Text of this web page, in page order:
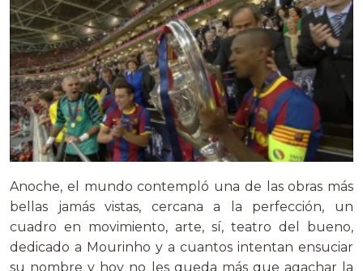
Anoche, el mundo contempló una de las obras más
bellas jamás vistas, cercana a la perfección, un
cuadro en movimiento, arte, sí, teatro del bueno,
dedicado a Mourinho y a cuantos intentan ensuciar
su nombre y hoy no les queda más que agachar la